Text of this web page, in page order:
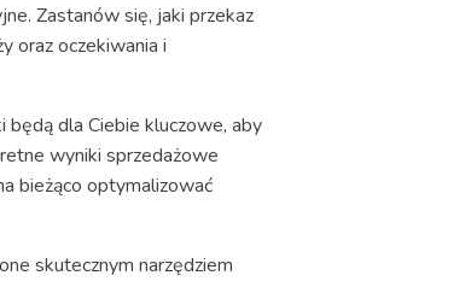
Zastanów się, jaki przekaz
oraz oczekiwania i
dla Ciebie kluczowe, aby
wyniki sprzedażowe
bieżąco optymalizować
skutecznym narzędziem